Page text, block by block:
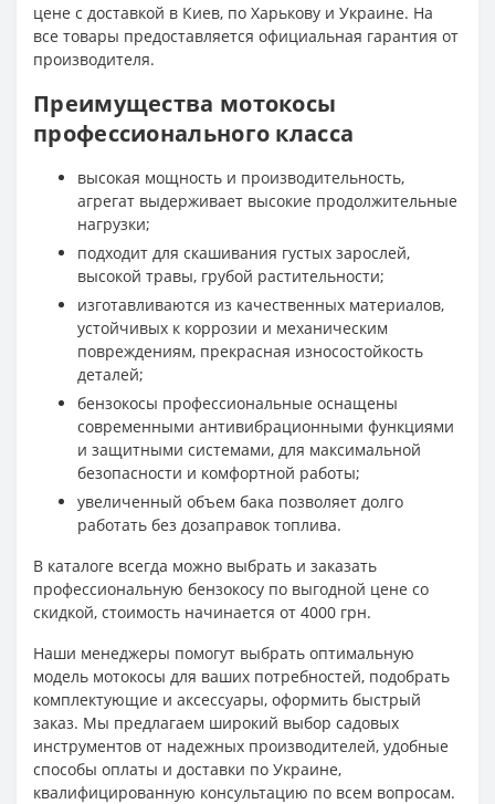
цене с доставкой в Киев, по Харькову и Украине. На
все товары предоставляется официальная гарантия от
производителя.
Преимущества мотокосы
профессионального класса
высокая мощность и производительность,
агрегат выдерживает высокие продолжительные
нагрузки;
подходит для скашивания густых зарослей,
высокой травы, грубой растительности;
изготавливаются из качественных материалов,
устойчивых к коррозии и механическим
повреждениям, прекрасная износостойкость
деталей;
бензокосы профессиональные оснащены
современными антивибрационными функциями
и защитными системами, для максимальной
безопасности и комфортной работы;
увеличенный объем бака позволяет долго
работать без дозаправок топлива.
В каталоге всегда можно выбрать и заказать
профессиональную бензокосу по выгодной цене со
скидкой, стоимость начинается от 4000 грн.
Наши менеджеры помогут выбрать оптимальную
модель мотокосы для ваших потребностей, подобрать
комплектующие и аксессуары, оформить быстрый
заказ. Мы предлагаем широкий выбор садовых
инструментов от надежных производителей, удобные
способы оплаты и доставки по Украине,
квалифицированную консультацию по всем вопросам.